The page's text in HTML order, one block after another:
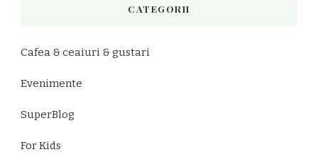
CATEGORII
Cafea & ceaiuri & gustari
Evenimente
SuperBlog
For Kids